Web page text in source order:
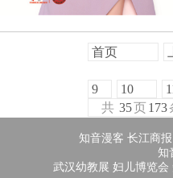
首页
9 10
共 35页173
知音漫客 长江商报
知
武汉幼教展 妇儿博览会